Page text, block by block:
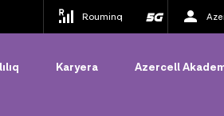
Rouminq
Karyera Azercell